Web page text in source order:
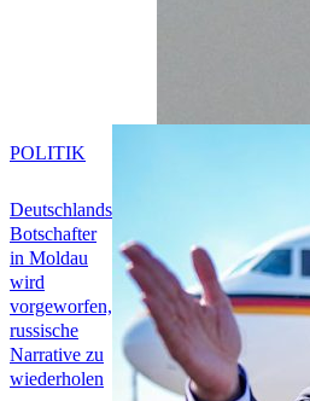
Deutschlands
Botschafter
in Moldau
wird
vorgeworfen,
russische
Narrative zu
wiederholen
POLITIK